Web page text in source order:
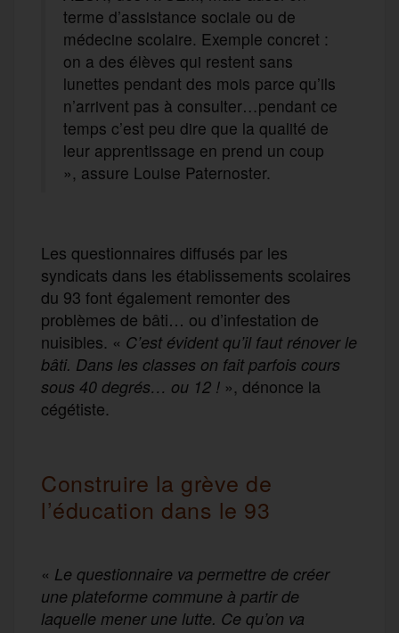
terme d’assistance sociale ou de
médecine scolaire. Exemple concret :
on a des élèves qui restent sans
lunettes pendant des mois parce qu’ils
n’arrivent pas à consulter…pendant ce
temps c’est peu dire que la qualité de
leur apprentissage en prend un coup
», assure Louise Paternoster.
Les questionnaires diffusés par les
syndicats dans les établissements scolaires
du 93 font également remonter des
problèmes de bâti… ou d’infestation de
nuisibles. « C’est évident qu’il faut rénover le
bâti. Dans les classes on fait parfois cours
sous 40 degrés… ou 12 ! », dénonce la
cégétiste.
Construire la grève de
l’éducation dans le 93
« Le questionnaire va permettre de créer
une plateforme commune à partir de
laquelle mener une lutte. Ce qu’on va